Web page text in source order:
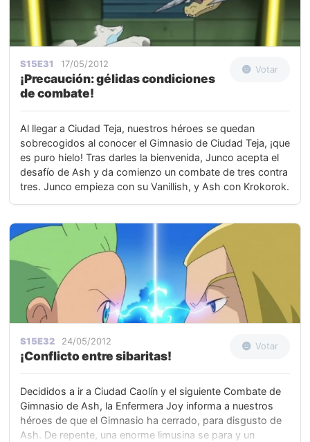
S15E31 17/05/2012
¡Precaución: gélidas condiciones
de combate!
Votar
Al llegar a Ciudad Teja, nuestros héroes se quedan
sobrecogidos al conocer el Gimnasio de Ciudad Teja, ¡que
es puro hielo! Tras darles la bienvenida, Junco acepta el
desafío de Ash y da comienzo un combate de tres contra
tres. Junco empieza con su Vanillish, y Ash con Krokorok.
S15E32 24/05/2012
¡Conflicto entre sibaritas!
Votar
Decididos a ir a Ciudad Caolín y el siguiente Combate de
Gimnasio de Ash, la Enfermera Joy informa a nuestros
héroes de que el Gimnasio ha cerrado, para disgusto de
Ash. De repente, una enorme limusina se para y un